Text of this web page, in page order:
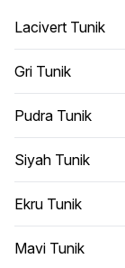
Lacivert Tunik
Gri Tunik
Pudra Tunik
Siyah Tunik
Ekru Tunik
Mavi Tunik